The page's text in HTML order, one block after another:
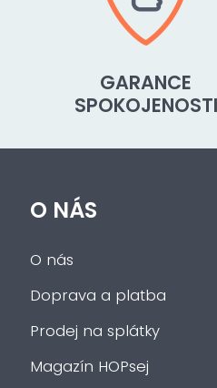
GARANCE
SPOKOJENOSTI
O NÁS
O nás
Doprava a platba
Prodej na splátky
Magazín HOPsej